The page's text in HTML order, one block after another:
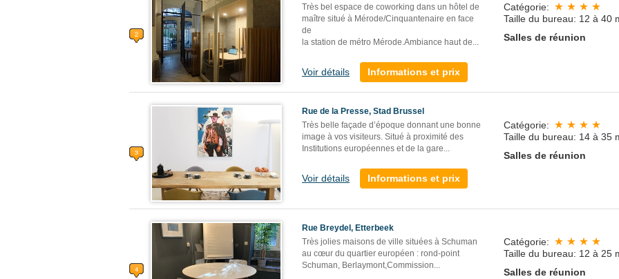
Très bel espace de coworking dans un hôtel de
maître situé à Mérode/Cinquantenaire en face
de
la station de métro Mérode.Ambiance haut de...
Voir détails Informations et prix
Catégorie:
Taille du bureau: 12 à 40
Salles de réunion
Rue de la Presse, Stad Brussel
Très belle façade d’époque donnant une bonne
image à vos visiteurs. Situé à proximité des
Institutions européennes et de la gare...
Voir détails Informations et prix
Catégorie:
Taille du bureau: 14 à 35
Salles de réunion
Rue Breydel, Etterbeek
Très jolies maisons de ville situées à Schuman
au cœur du quartier européen : rond-point
Schuman, Berlaymont,Commission...
Catégorie:
Taille du bureau: 12 à 25
Salles de réunion